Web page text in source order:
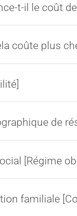
t-il le coût
coûte plus
de
[Régime
familiale